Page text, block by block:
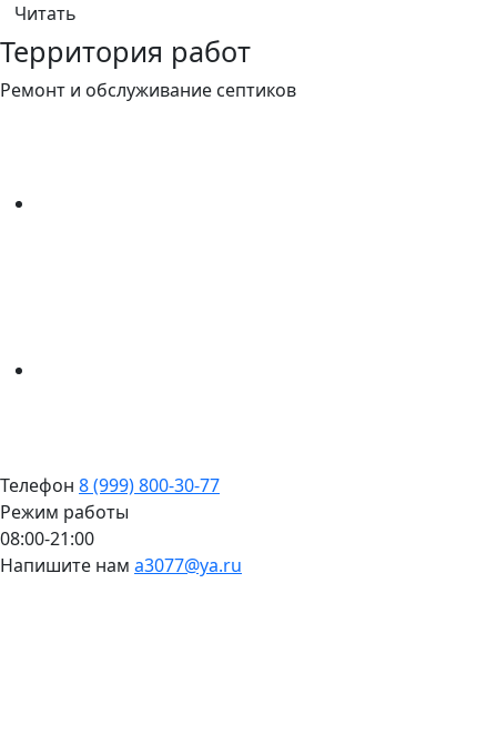
Читать
Территория работ
Ремонт и обслуживание септиков
Телефон 8 (999) 800-30-77
Режим работы
08:00-21:00
Напишите нам a3077@ya.ru